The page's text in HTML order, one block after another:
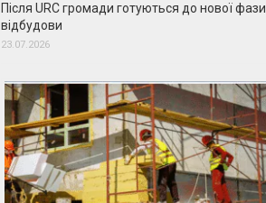
Після URC громади готуються до нової фази
відбудови
23.07.2026